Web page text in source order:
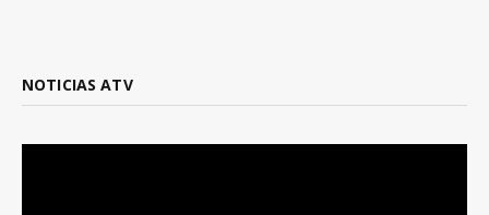
NOTICIAS ATV